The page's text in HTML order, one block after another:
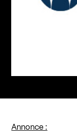
Annonce :